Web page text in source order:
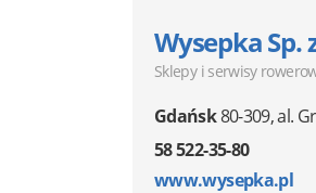
Wysepka Sp.
Sklepy i serwisy
Gdańsk80-309,al.
58 522-35-80
www.wysepka.pl